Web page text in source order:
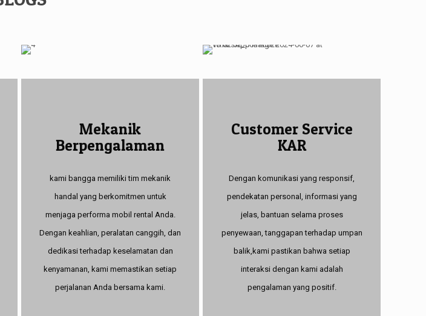
Mekanik
Berpengalaman
kami bangga memiliki tim mekanik
handal yang berkomitmen untuk
menjaga performa mobil rental Anda.
Dengan keahlian, peralatan canggih, dan
dedikasi terhadap keselamatan dan
kenyamanan, kami memastikan setiap
perjalanan Anda bersama kami.
Customer Service
KAR
Dengan komunikasi yang responsif,
pendekatan personal, informasi yang
jelas, bantuan selama proses
penyewaan, tanggapan terhadap umpan
balik,kami pastikan bahwa setiap
interaksi dengan kami adalah
pengalaman yang positif.